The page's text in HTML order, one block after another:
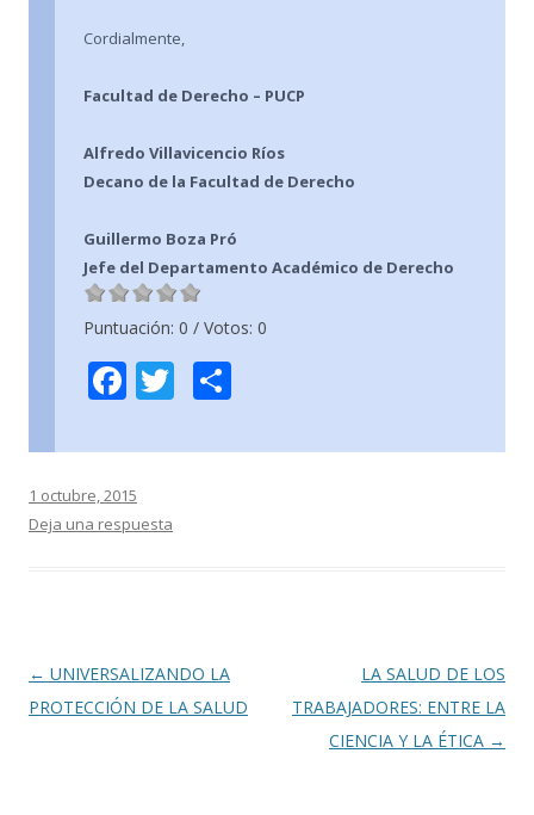
Cordialmente,
Facultad de Derecho – PUCP
Alfredo Villavicencio Ríos
Decano de la Facultad de Derecho
Guillermo Boza Pró
Jefe del Departamento Académico de Derecho
Puntuación: 0 / Votos: 0
F
e
b
o
T
itt m
1 octubre, 2015
Deja una respuesta
Navegación
de
← UNIVERSALIZANDO LA
PROTECCIÓN DE LA SALUD
LA SALUD DE LOS
TRABAJADORES: ENTRE LA
CIENCIA Y LA ÉTICA →